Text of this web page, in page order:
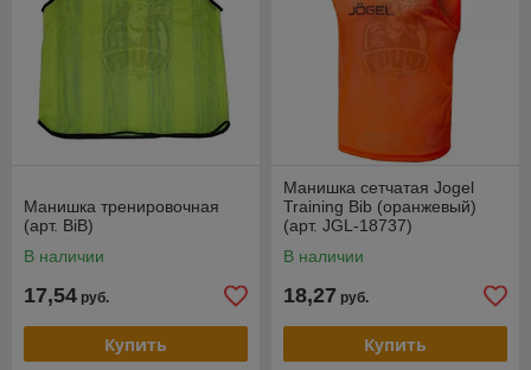
Манишка тренировочная
(арт. BiB)
В наличии
17,54 руб.
Купить
Манишка сетчатая Jogel
Training Bib (оранжевый)
(арт. JGL-18737)
В наличии
18,27 руб.
Купить